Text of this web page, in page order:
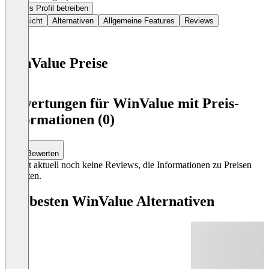
Dieses Profil betreiben
Übersicht
Alternativen Allgemeine Features Reviews
WinValue Preise
Bewertungen für WinValue mit Preis-
Informationen (0)
Bewerten
Es gibt aktuell noch keine Reviews, die Informationen zu Preisen
enthalten.
Die besten WinValue Alternativen